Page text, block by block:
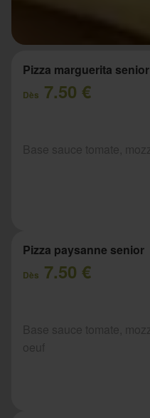
Pizza marguerita senior
Dès 7.50 €
Pizza paysanne senior
Dès 7.50 €